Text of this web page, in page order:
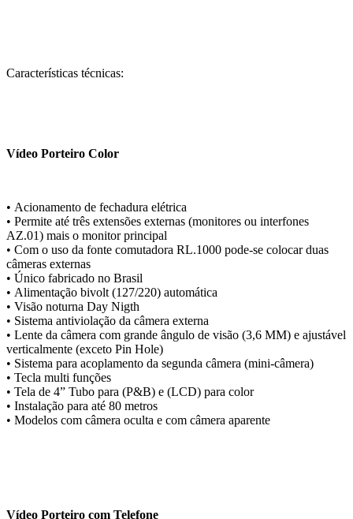
Características técnicas:
Vídeo Porteiro Color
• Acionamento de fechadura elétrica
• Permite até três extensões externas (monitores ou interfones
AZ.01) mais o monitor principal
• Com o uso da fonte comutadora RL.1000 pode-se colocar duas
câmeras externas
• Único fabricado no Brasil
• Alimentação bivolt (127/220) automática
• Visão noturna Day Nigth
• Sistema antiviolação da câmera externa
• Lente da câmera com grande ângulo de visão (3,6 MM) e ajustável
verticalmente (exceto Pin Hole)
• Sistema para acoplamento da segunda câmera (mini-câmera)
• Tecla multi funções
• Tela de 4” Tubo para (P&B) e (LCD) para color
• Instalação para até 80 metros
• Modelos com câmera oculta e com câmera aparente
Vídeo Porteiro com Telefone